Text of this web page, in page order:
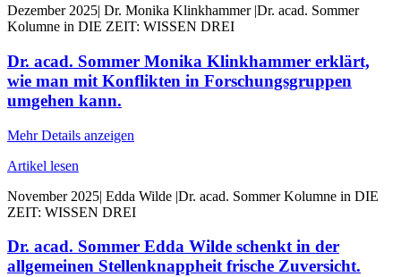
Dezember 2025| Dr. Monika Klinkhammer |Dr. acad. Sommer
Kolumne in DIE ZEIT: WISSEN DREI
Dr. acad. Sommer Monika Klinkhammer erklärt,
wie man mit Konflikten in Forschungsgruppen
umgehen kann.
Mehr Details anzeigen
Artikel lesen
November 2025| Edda Wilde |Dr. acad. Sommer Kolumne in DIE
ZEIT: WISSEN DREI
Dr. acad. Sommer Edda Wilde schenkt in der
allgemeinen Stellenknappheit frische Zuversicht.